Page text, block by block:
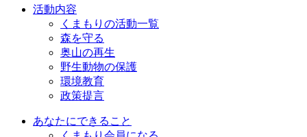
活動内容
くまもりの活動一覧
森を守る
奥山の再生
野生動物の保護
環境教育
政策提言
あなたにできること